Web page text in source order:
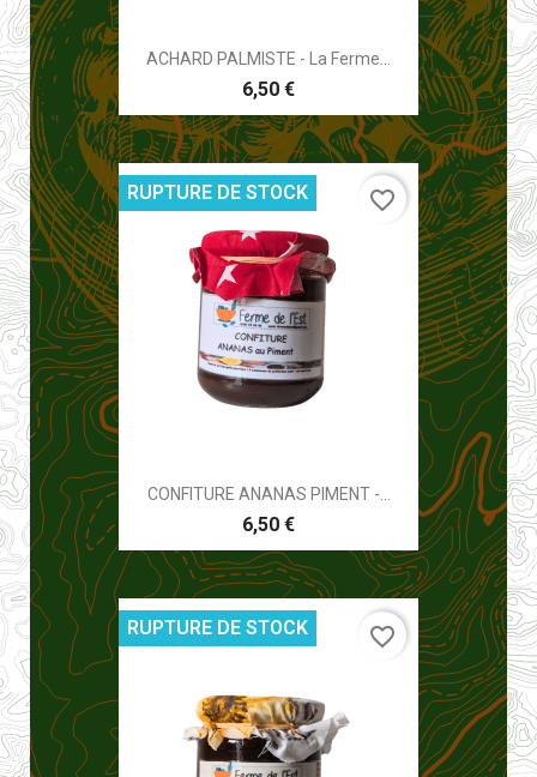
ACHARD PALMISTE - La Ferme...
6,50 €
CONFITURE ANANAS PIMENT -...
6,50 €
RUPTURE DE STOCK favorite_border
RUPTURE DE STOCK favorite_border